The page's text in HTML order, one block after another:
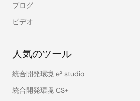
ブログ
ビデオ
人気のツール
統合開発環境 e² studio
統合開発環境 CS+